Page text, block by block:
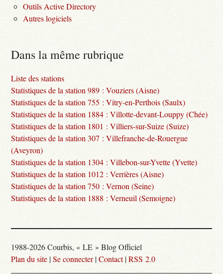
Outils Active Directory
Autres logiciels
Dans la même rubrique
Liste des stations
Statistiques de la station 989 : Vouziers (Aisne)
Statistiques de la station 755 : Vitry-en-Perthois (Saulx)
Statistiques de la station 1884 : Villotte-devant-Louppy (Chée)
Statistiques de la station 1801 : Villiers-sur-Suize (Suize)
Statistiques de la station 307 : Villefranche-de-Rouergue
(Aveyron)
Statistiques de la station 1304 : Villebon-sur-Yvette (Yvette)
Statistiques de la station 1012 : Verrières (Aisne)
Statistiques de la station 750 : Vernon (Seine)
Statistiques de la station 1888 : Verneuil (Semoigne)
1988-2026 Courbis, « LE » Blog Officiel
Plan du site |Se connecter|Contact|RSS 2.0